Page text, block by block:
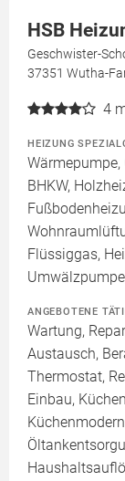
HSB
Geschwister-
37351 Wutha-
4
HEIZUNG
Wärmepumpe,
BHKW,
Flüssiggas,
ANGEBOTENE
Wartung,
Austausch,
Thermostat,
Einbau,